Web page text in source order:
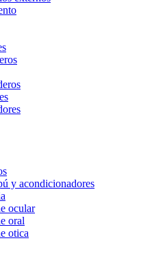
y acondicionadores
ocular
oral
otica